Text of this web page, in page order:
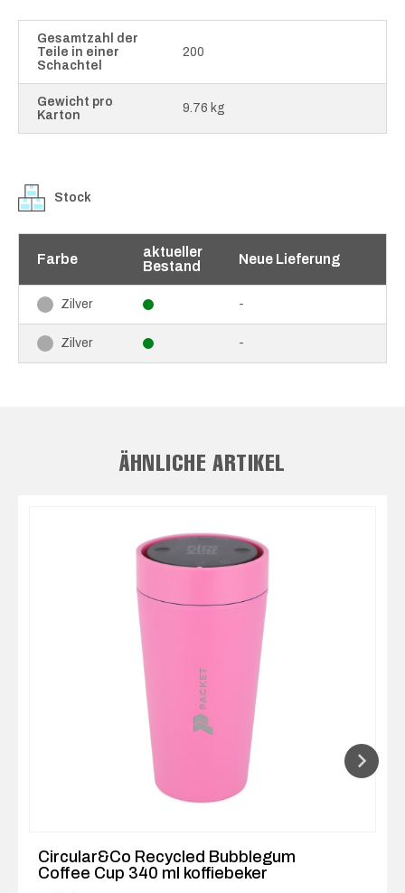
Gesamtzahl der
Teile in einer
Schachtel
200
Gewicht pro
Karton
9.76 kg
Stock
Farbe
aktueller
Bestand
Neue Lieferung
Zilver -
Zilver -
ÄHNLICHE ARTIKEL
Circular&Co Recycled Bubblegum
Coffee Cup 340 ml koffiebeker